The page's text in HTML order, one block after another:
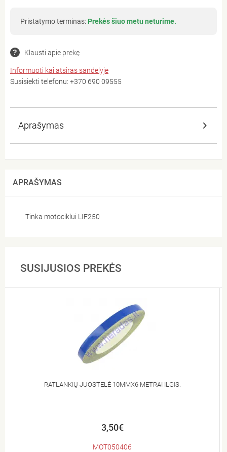
Pristatymo terminas: Prekės šiuo metu neturime.
Klausti apie prekę
Informuoti kai atsiras sandėlyje
Susisiekti telefonu: +370 690 09555
Aprašymas
APRAŠYMAS
Tinka motociklui LIF250
SUSIJUSIOS PREKĖS
RATLANKIŲ JUOSTELĖ 10MMX6 METRAI ILGIS.
3,50€
MOT050406